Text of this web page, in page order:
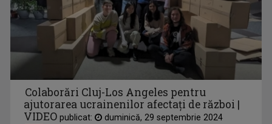
Colaborări Cluj-Los Angeles pentru
ajutorarea ucrainenilor afectaţi de război |
VIDEO publicat: duminică, 29 septembrie 2024